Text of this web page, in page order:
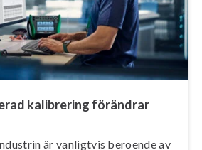
kalibrering förändrar
är vanligtvis beroende av